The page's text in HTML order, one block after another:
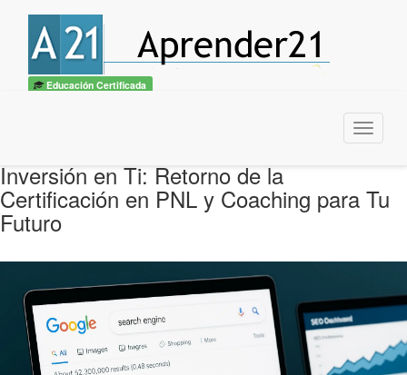
Educación Certificada
Menu
Inversión en Ti: Retorno de la
Certificación en PNL y Coaching para Tu
Futuro